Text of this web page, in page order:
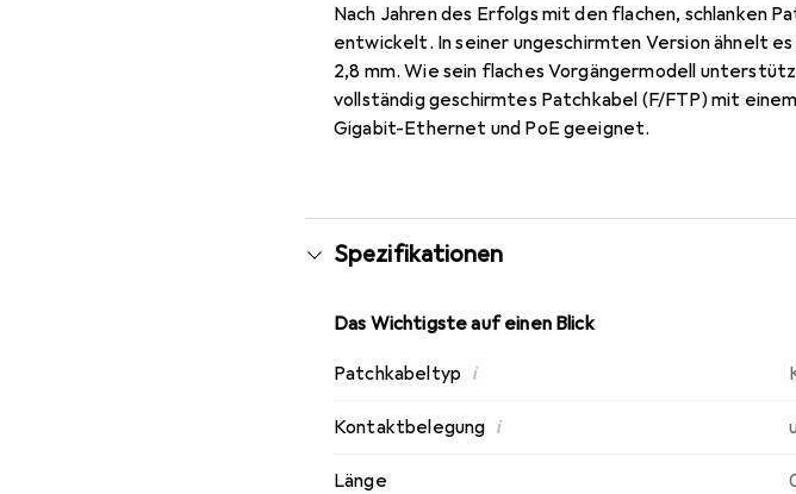
Nach Jahren des Erfolgs mit den flachen, schlanken
entwickelt. In seiner ungeschirmten Version ähnelt
2,8 mm. Wie sein flaches Vorgängermodell
vollständig geschirmtes Patchkabel (F/FTP) mit
Gigabit-Ethernet und PoE geeignet.
Spezifikationen
Das Wichtigste auf einen Blick
Patchkabeltyp i
Kontaktbelegung i
Länge